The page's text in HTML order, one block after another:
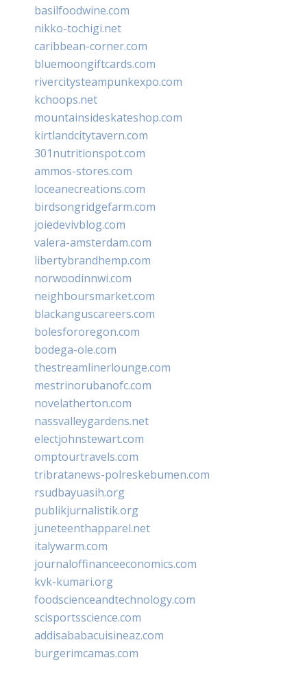
basilfoodwine.com
nikko-tochigi.net
caribbean-corner.com
bluemoongiftcards.com
rivercitysteampunkexpo.com
kchoops.net
mountainsideskateshop.com
kirtlandcitytavern.com
301nutritionspot.com
ammos-stores.com
loceanecreations.com
birdsongridgefarm.com
joiedevivblog.com
valera-amsterdam.com
libertybrandhemp.com
norwoodinnwi.com
neighboursmarket.com
blackanguscareers.com
bolesfororegon.com
bodega-ole.com
thestreamlinerlounge.com
mestrinorubanofc.com
novelatherton.com
nassvalleygardens.net
electjohnstewart.com
omptourtravels.com
tribratanews-polreskebumen.com
rsudbayuasih.org
publikjurnalistik.org
juneteenthapparel.net
italywarm.com
journaloffinanceeconomics.com
kvk-kumari.org
foodscienceandtechnology.com
scisportsscience.com
addisababacuisineaz.com
burgerimcamas.com